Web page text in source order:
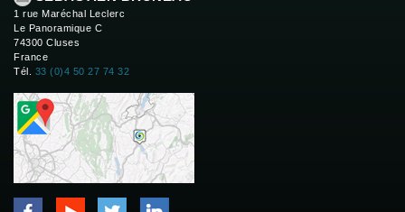
1 rue Maréchal Leclerc
Le Panoramique C
74300 Cluses
France
Tél. 33 (0)4 50 27 74 32